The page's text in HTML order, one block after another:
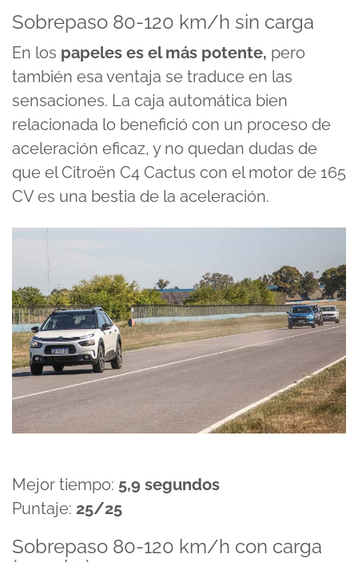
Sobrepaso 80-120 km/h sin carga
En los papeles es el más potente, pero
también esa ventaja se traduce en las
sensaciones. La caja automática bien
relacionada lo benefició con un proceso de
aceleración eficaz, y no quedan dudas de
que el Citroën C4 Cactus con el motor de 165
CV es una bestia de la aceleración.
Mejor tiempo: 5,9 segundos
Puntaje: 25/25
Sobrepaso 80-120 km/h con carga